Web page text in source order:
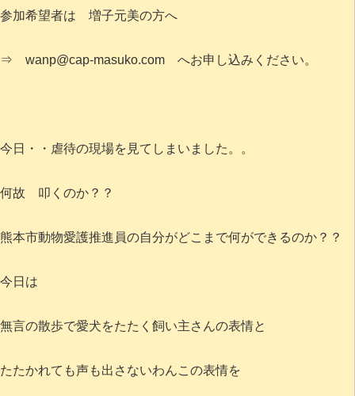
参加希望者は 増子元美の方へ
⇒ wanp@cap-masuko.com へお申し込みください。
今日・・虐待の現場を見てしまいました。。
何故 叩くのか？？
熊本市動物愛護推進員の自分がどこまで何ができるのか？？
今日は
無言の散歩で愛犬をたたく飼い主さんの表情と
たたかれても声も出さないわんこの表情を